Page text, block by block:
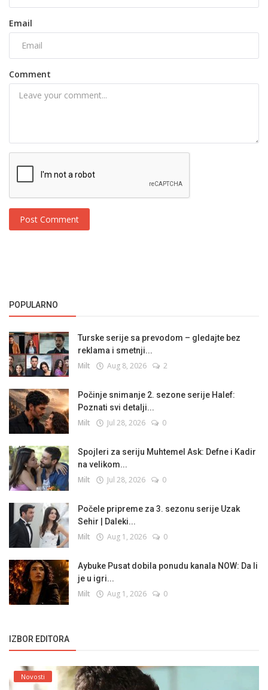
Email
Comment
Post Comment
POPULARNO
Turske serije sa prevodom – gledajte bez
reklama i smetnji...
Milt Aug 8, 2026 2
Počinje snimanje 2. sezone serije Halef:
Poznati svi detalji...
Milt Jul 28, 2026 0
Spojleri za seriju Muhtemel Ask: Defne i Kadir
na velikom...
Milt Jul 28, 2026 0
Počele pripreme za 3. sezonu serije Uzak
Sehir | Daleki...
Milt Aug 1, 2026 0
Aybuke Pusat dobila ponudu kanala NOW: Da li
je u igri...
Milt Aug 1, 2026 0
IZBOR EDITORA
Novosti